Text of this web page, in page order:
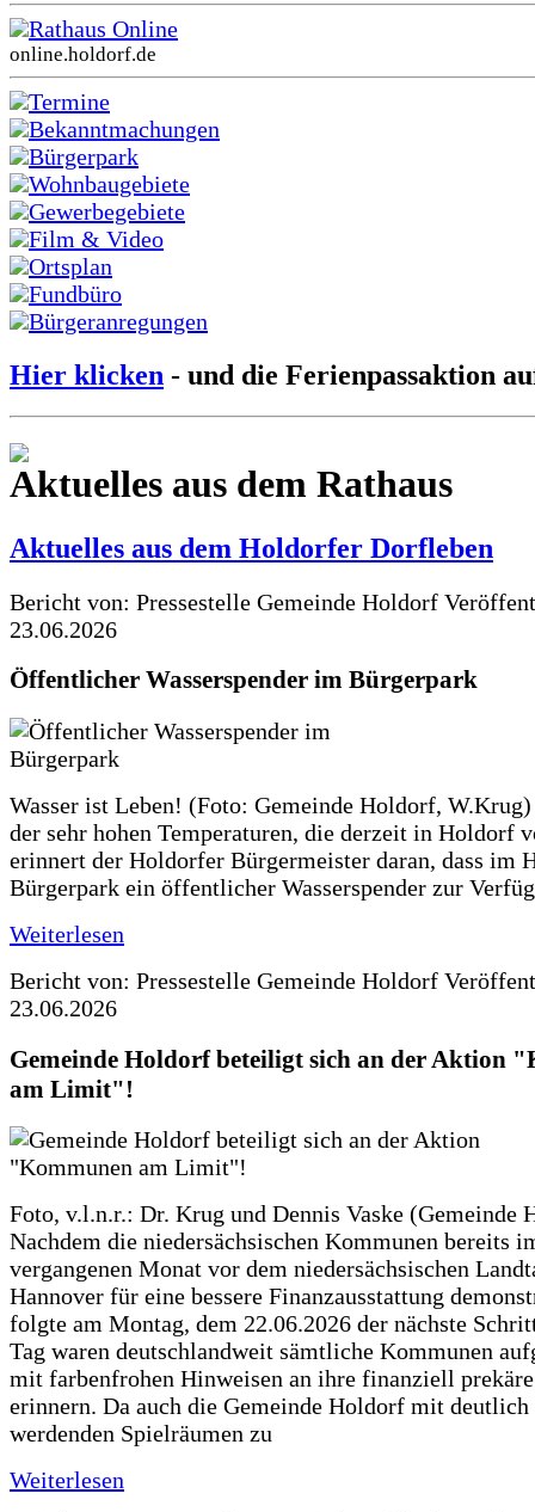
Rathaus Online
online.holdorf.de
Termine
Bekanntmachungen
Bürgerpark
Wohnbaugebiete
Gewerbegebiete
Film & Video
Ortsplan
Fundbüro
Bürgeranregungen
Hier klicken - und die Ferienpassaktion
Aktuelles aus dem Rathaus
Aktuelles aus dem Holdorfer Dorfleben
Bericht von: Pressestelle Gemeinde Holdorf
23.06.2026
Öffentlicher Wasserspender im Bürgerpark
Wasser ist Leben! (Foto: Gemeinde Holdorf,
der sehr hohen Temperaturen, die derzeit in Holdorf
erinnert der Holdorfer Bürgermeister daran, dass im
Bürgerpark ein öffentlicher Wasserspender zur
Weiterlesen
Bericht von: Pressestelle Gemeinde Holdorf
23.06.2026
Gemeinde Holdorf beteiligt sich an der Aktion
am Limit"!
Foto, v.l.n.r.: Dr. Krug und Dennis Vaske (Gemeinde
Nachdem die niedersächsischen Kommunen bereits
vergangenen Monat vor dem niedersächsischen
Hannover für eine bessere Finanzausstattung
folgte am Montag, dem 22.06.2026 der nächste
Tag waren deutschlandweit sämtliche Kommunen
mit farbenfrohen Hinweisen an ihre finanziell
erinnern. Da auch die Gemeinde Holdorf mit deutlich
werdenden Spielräumen zu
Weiterlesen